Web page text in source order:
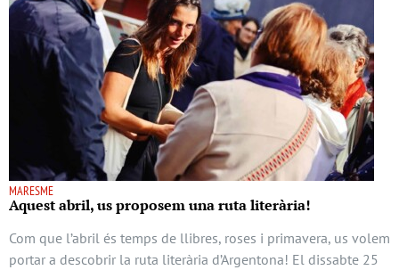
MARESME
Aquest abril, us proposem una ruta literària!
Com que l’abril és temps de llibres, roses i primavera, us volem
portar a descobrir la ruta literària d’Argentona! El dissabte 25